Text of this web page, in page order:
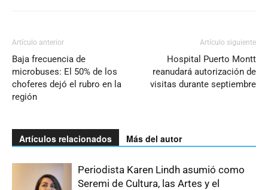
Artículo anterior
Baja frecuencia de
microbuses: El 50% de los
choferes dejó el rubro en la
región
Artículo siguiente
Hospital Puerto Montt
reanudará autorización de
visitas durante septiembre
Artículos relacionados Más del autor
Periodista Karen Lindh asumió como
Seremi de Cultura, las Artes y el